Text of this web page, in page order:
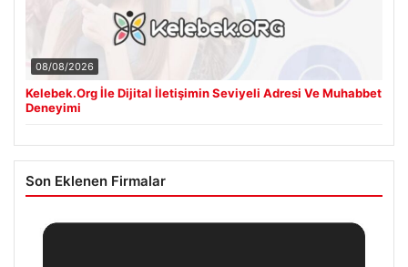
08/08/2026
Kelebek.Org İle Dijital İletişimin Seviyeli Adresi Ve Muhabbet
Deneyimi
Son Eklenen Firmalar